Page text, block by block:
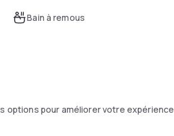
Bain à remous
options pour améliorer votre expérience